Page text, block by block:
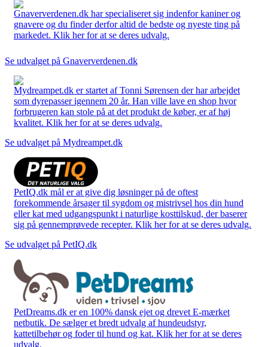
Gnaververdenen.dk har specialiseret sig indenfor kaniner og
gnavere og du finder derfor altid de bedste og nyeste ting på
markedet. Klik her for at se deres udvalg.
Se udvalget på Gnaververdenen.dk
Mydreampet.dk er startet af Tonni Sørensen der har arbejdet
som dyrepasser igennem 20 år. Han ville lave en shop hvor
forbrugeren kan stole på at det produkt de køber, er af høj
kvalitet. Klik her for at se deres udvalg.
Se udvalget på Mydreampet.dk
PetIQ.dk mål er at give dig løsninger på de oftest
forekommende årsager til sygdom og mistrivsel hos din hund
eller kat med udgangspunkt i naturlige kosttilskud, der baserer
sig på gennemprøvede recepter. Klik her for at se deres udvalg.
Se udvalget på PetIQ.dk
PetDreams.dk er en 100% dansk ejet og drevet E-mærket
netbutik. De sælger et bredt udvalg af hundeudstyr,
kattetilbehør og foder til hund og kat. Klik her for at se deres
udvalg.